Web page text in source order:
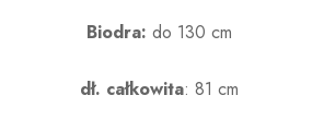
Biodra: do 130 cm
dł. całkowita: 81 cm